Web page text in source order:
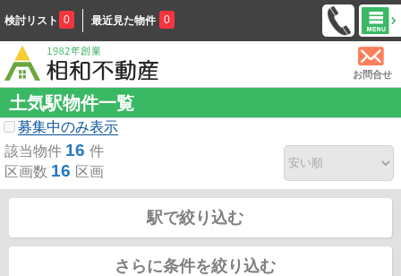
検討リスト 0 最近見た物件 0
お問合せ
土気駅物件一覧
募集中のみ表示
該当物件 16 件
区画数 16 区画
駅で絞り込む
さらに条件を絞り込む